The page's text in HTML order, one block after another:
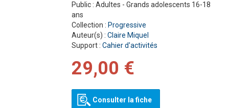
Public : Adultes - Grands adolescents 16-18
ans
Collection : Progressive
Auteur(s) : Claire Miquel
Support : Cahier d'activités
29,00 €
Consulter la fiche